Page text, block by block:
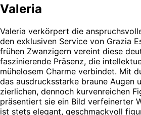
Valeria
Valeria verkörpert die
den exklusiven Service von Grazia
frühen Zwanzigern vereint diese
faszinierende Präsenz, die
mühelosem Charme verbindet. Mit
das ausdrucksstarke braune Augen
zierlichen, dennoch kurvenreichen
präsentiert sie ein Bild verfeinerter
ist stets elegant, geschmackvoll